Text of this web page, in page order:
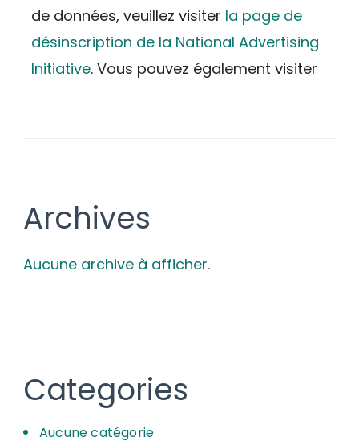
de données, veuillez visiter la page de
désinscription de la National Advertising
Initiative. Vous pouvez également visiter
Archives
Aucune archive à afficher.
Categories
Aucune catégorie